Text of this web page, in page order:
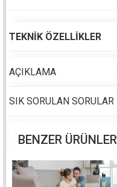
TEKNIK ÖZELLIKLER
AÇIKLAMA
SIK SORULAN SORULAR
BENZER ÜRÜNLER